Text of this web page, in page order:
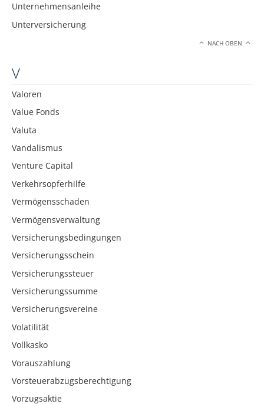
Unternehmensanleihe
Unterversicherung
NACH OBEN
V
Valoren
Value Fonds
Valuta
Vandalismus
Venture Capital
Verkehrsopferhilfe
Vermögensschaden
Vermögensverwaltung
Versicherungsbedingungen
Versicherungsschein
Versicherungssteuer
Versicherungssumme
Versicherungsvereine
Volatilität
Vollkasko
Vorauszahlung
Vorsteuerabzugsberechtigung
Vorzugsaktie